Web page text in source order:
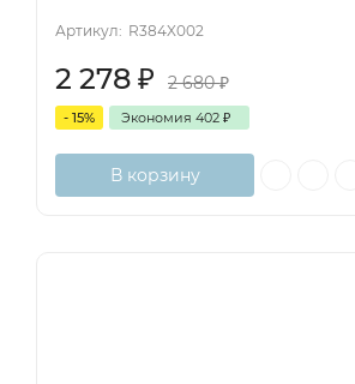
Артикул: R384X002
2 278 ₽ 2 680₽
- 15% Экономия 402 ₽
В корзину